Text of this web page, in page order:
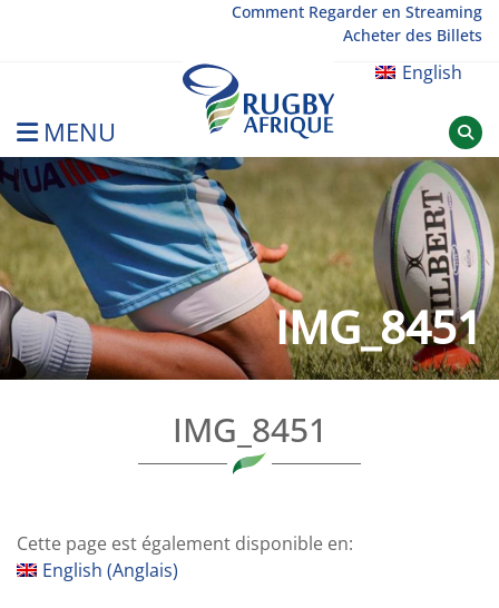
Comment Regarder en Streaming
Acheter des Billets
English
MENU
Rugby Afrique
IMG_8451
IMG_8451
Cette page est également disponible en:
English (Anglais)